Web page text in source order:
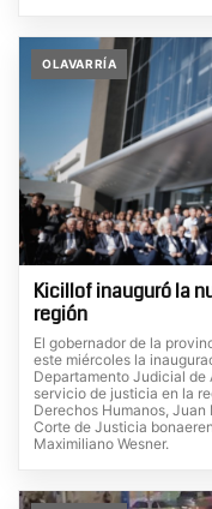
OLAVARRÍA
Kicillof inauguró la
región
El gobernador de la
este miércoles la
Departamento Judicial de
servicio de justicia en la
Derechos Humanos,
Corte de Justicia
Maximiliano Wesner.